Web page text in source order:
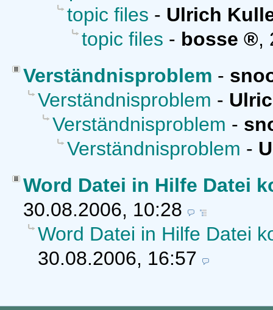
topic files - Ulrich
topic files - bosse ,
Verständnisproblem -
Verständnisproblem -
Verständnisproblem -
Verständnisproblem -
Word Datei in Hilfe Datei
30.08.2006, 10:28
Word Datei in Hilfe Datei
30.08.2006, 16:57